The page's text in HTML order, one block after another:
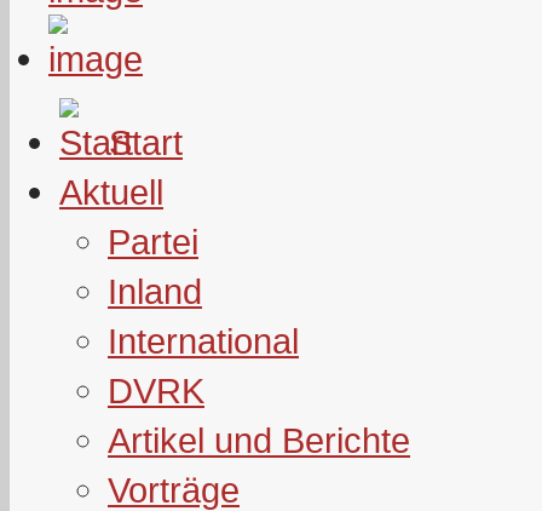
Start
Aktuell
Partei
Inland
International
DVRK
Artikel und Berichte
Vorträge